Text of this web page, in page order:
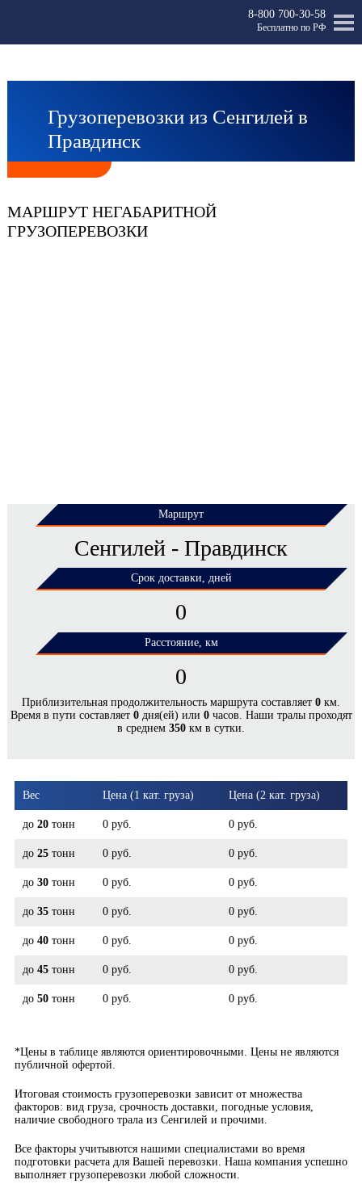
8-800 700-30-58
Бесплатно по РФ
Грузоперевозки из Сенгилей в
Правдинск
МАРШРУТ НЕГАБАРИТНОЙ
ГРУЗОПЕРЕВОЗКИ
Маршрут
Сенгилей - Правдинск
Срок доставки, дней
0
Расстояние, км
0
Приблизительная продолжительность маршрута составляет 0 км.
Время в пути составляет 0дня(ей) или 0часов. Наши тралы проходят
в среднем 350 км в сутки.
ЦЕНЫ НА ПЕРЕВОЗКУ НЕГАБАРИТНЫХ
ГРУЗОВ ПО МАРШРУТУ СЕНГИЛЕЙ -
Вес Цена (1 кат. груза) Цена (2 кат. груза)
до 20тонн 0 руб. 0 руб.
до 25тонн 0 руб. 0 руб.
до 30тонн 0 руб. 0 руб.
до 35тонн 0 руб. 0 руб.
до 40тонн 0 руб. 0 руб.
до 45тонн 0 руб. 0 руб.
до 50тонн 0 руб. 0 руб.
*Цены в таблице являются ориентировочными. Цены не являются
публичной офертой.
Итоговая стоимость грузоперевозки зависит от множества
факторов: вид груза, срочность доставки, погодные условия,
наличие свободного трала из Сенгилей и прочими.
Все факторы учитывются нашими специалистами во время
подготовки расчета для Вашей перевозки. Наша компания успешно
выполняет грузоперевозки любой сложности.